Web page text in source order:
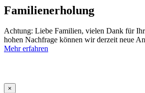
Familienerholung
Achtung: Liebe Familien, vielen Dank für
hohen Nachfrage können wir derzeit neue
Mehr erfahren
×